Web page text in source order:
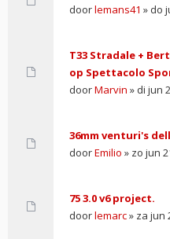
doorlemans41 » do
T33 Stradale +
op Spettacolo
doorMarvin » di jun
36mm venturi's
doorEmilio » zo jun
75 3.0 v6 project.
doorlemarc» za jun